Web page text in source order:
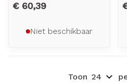
€ 60,39
Niet beschikbaar
Toon